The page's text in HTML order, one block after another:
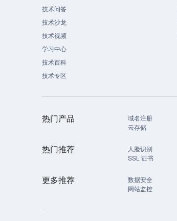
技术问答
技术沙龙
技术视频
学习中心
技术百科
技术专区
热门产品 域名注册
云存储
热门推荐 人脸识别
SSL 证书
更多推荐 数据安全
网站监控